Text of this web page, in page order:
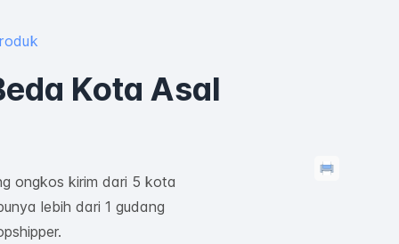
Kota Asal
ongkos kirim dari 5 kota
lebih dari 1 gudang